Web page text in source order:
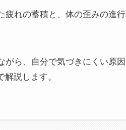
れの蓄積と、体の歪みの進
ら、自分で気づきにくい原
説します。